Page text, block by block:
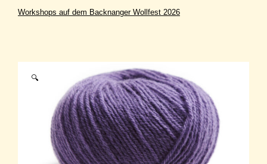
🔍
Workshops auf dem Backnanger Wollfest 2026